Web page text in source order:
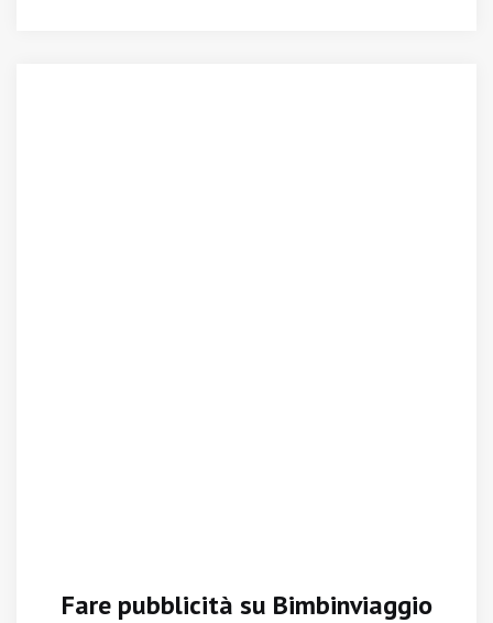
Fare pubblicità su Bimbinviaggio